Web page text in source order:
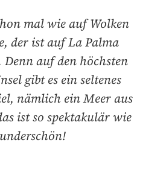
mal wie auf Wolken
der ist auf La Palma
auf den höchsten
gibt es ein seltenes
nämlich ein Meer aus
ist so spektakulär wie